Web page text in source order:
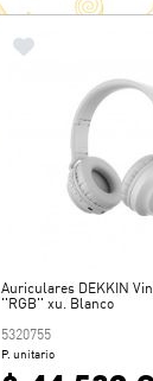
Auriculares DEKKIN
''RGB'' xu. Blanco
5320755
P. unitario